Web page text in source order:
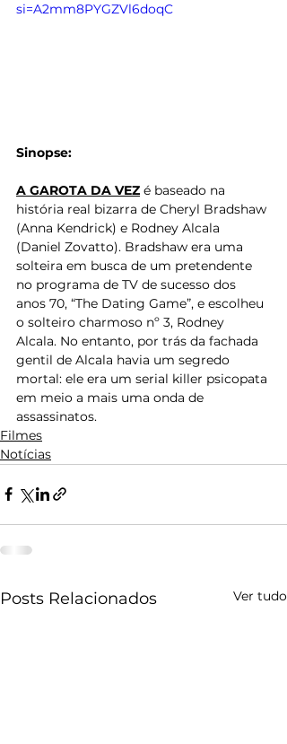
si=A2mm8PYGZVl6doqC
Sinopse:
A GAROTA DA VEZ é baseado na
história real bizarra de Cheryl Bradshaw
(Anna Kendrick) e Rodney Alcala
(Daniel Zovatto). Bradshaw era uma
solteira em busca de um pretendente
no programa de TV de sucesso dos
anos 70, “The Dating Game”, e escolheu
o solteiro charmoso nº 3, Rodney
Alcala. No entanto, por trás da fachada
gentil de Alcala havia um segredo
mortal: ele era um serial killer psicopata
em meio a mais uma onda de
assassinatos.
Filmes
Notícias
Posts Relacionados Ver tudo